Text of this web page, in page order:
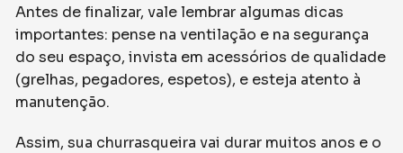
Antes de finalizar, vale lembrar algumas dicas
importantes: pense na ventilação e na segurança
do seu espaço, invista em acessórios de qualidade
(grelhas, pegadores, espetos), e esteja atento à
manutenção.
Assim, sua churrasqueira vai durar muitos anos e o